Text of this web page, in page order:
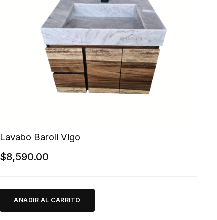
Lavabo Baroli Vigo
$8,590.00
ANADIR AL CARRITO